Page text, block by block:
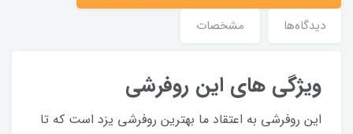
دیدگاه‌ها
مشخصات
ویژگی های این روفرشی
این روفرشی به اعتقاد ما بهترین روفرشی یزد است که تا